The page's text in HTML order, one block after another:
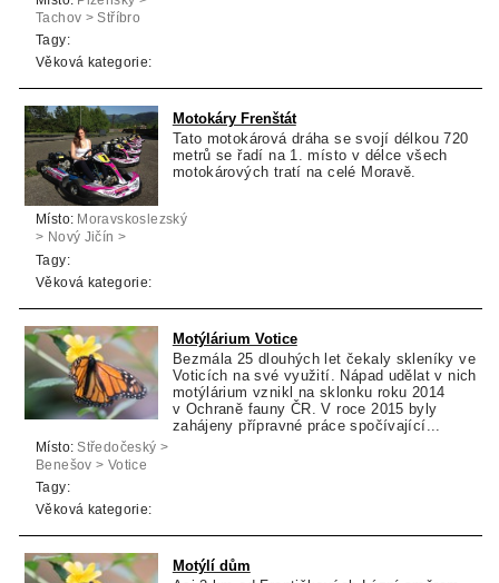
Tachov > Stříbro
Tagy:
Věková kategorie:
Motokáry Frenštát
Tato motokárová dráha se svojí délkou 720
metrů se řadí na 1. místo v délce všech
motokárových tratí na celé Moravě.
Místo: Moravskoslezský
> Nový Jičín >
Trojanovice
Tagy:
Věková kategorie:
Motýlárium Votice
Bezmála 25 dlouhých let čekaly skleníky ve
Voticích na své využití. Nápad udělat v nich
motýlárium vznikl na sklonku roku 2014
v Ochraně fauny ČR. V roce 2015 byly
zahájeny přípravné práce spočívající...
Místo: Středočeský >
Benešov > Votice
Tagy:
Věková kategorie:
Motýlí dům